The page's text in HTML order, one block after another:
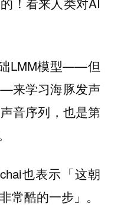
LMM模型——但
来学习海豚发声
音序列，也是第
也表示「这朝
常酷的一步」。